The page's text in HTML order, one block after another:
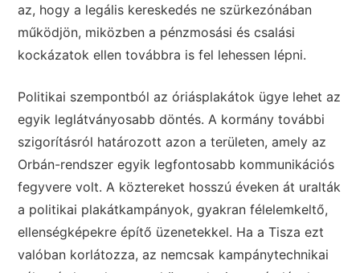
az, hogy a legális kereskedés ne szürkezónában
működjön, miközben a pénzmosási és csalási
kockázatok ellen továbbra is fel lehessen lépni.
Politikai szempontból az óriásplakátok ügye lehet az
egyik leglátványosabb döntés. A kormány további
szigorításról határozott azon a területen, amely az
Orbán-rendszer egyik legfontosabb kommunikációs
fegyvere volt. A köztereket hosszú éveken át uralták
a politikai plakátkampányok, gyakran félelemkeltő,
ellenségképekre építő üzenetekkel. Ha a Tisza ezt
valóban korlátozza, az nemcsak kampánytechnikai